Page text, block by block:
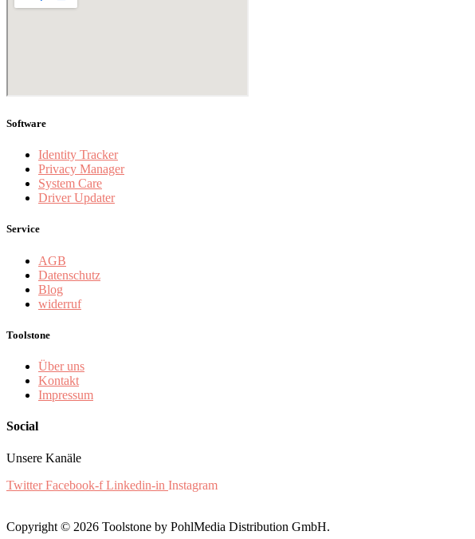
Software
Identity Tracker
Privacy Manager
System Care
Driver Updater
Service
AGB
Datenschutz
Blog
widerruf
Toolstone
Über uns
Kontakt
Impressum
Social
Unsere Kanäle
Twitter Facebook-f Linkedin-in Instagram
Copyright © 2026 Toolstone by PohlMedia Distribution GmbH.